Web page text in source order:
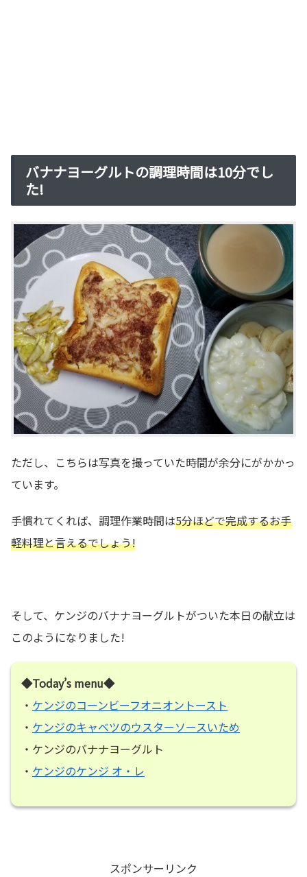
バナナヨーグルトの調理時間は10分でし
た!
ただし、こちらは写真を撮っていた時間が余分にがかかっ
ています。
手慣れてくれば、調理作業時間は5分ほどで完成するお手
軽料理と言えるでしょう!
そして、ケンジのバナナヨーグルトがついた本日の献立は
このようになりました!
◆Today’s menu◆
・ ケンジのコーンビーフオニオントースト
・ ケンジのキャベツのウスターソースいため
・ケンジのバナナヨーグルト
・ ケンジのケンジ オ・レ
スポンサーリンク